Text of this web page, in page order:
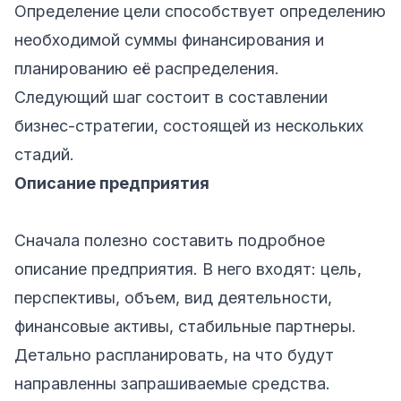
Определение цели способствует определению
необходимой суммы финансирования и
планированию её распределения.
Следующий шаг состоит в составлении
бизнес-стратегии, состоящей из нескольких
стадий.
Описание предприятия
Сначала полезно составить подробное
описание предприятия. В него входят: цель,
перспективы, объем, вид деятельности,
финансовые активы, стабильные партнеры.
Детально распланировать, на что будут
направленны запрашиваемые средства.